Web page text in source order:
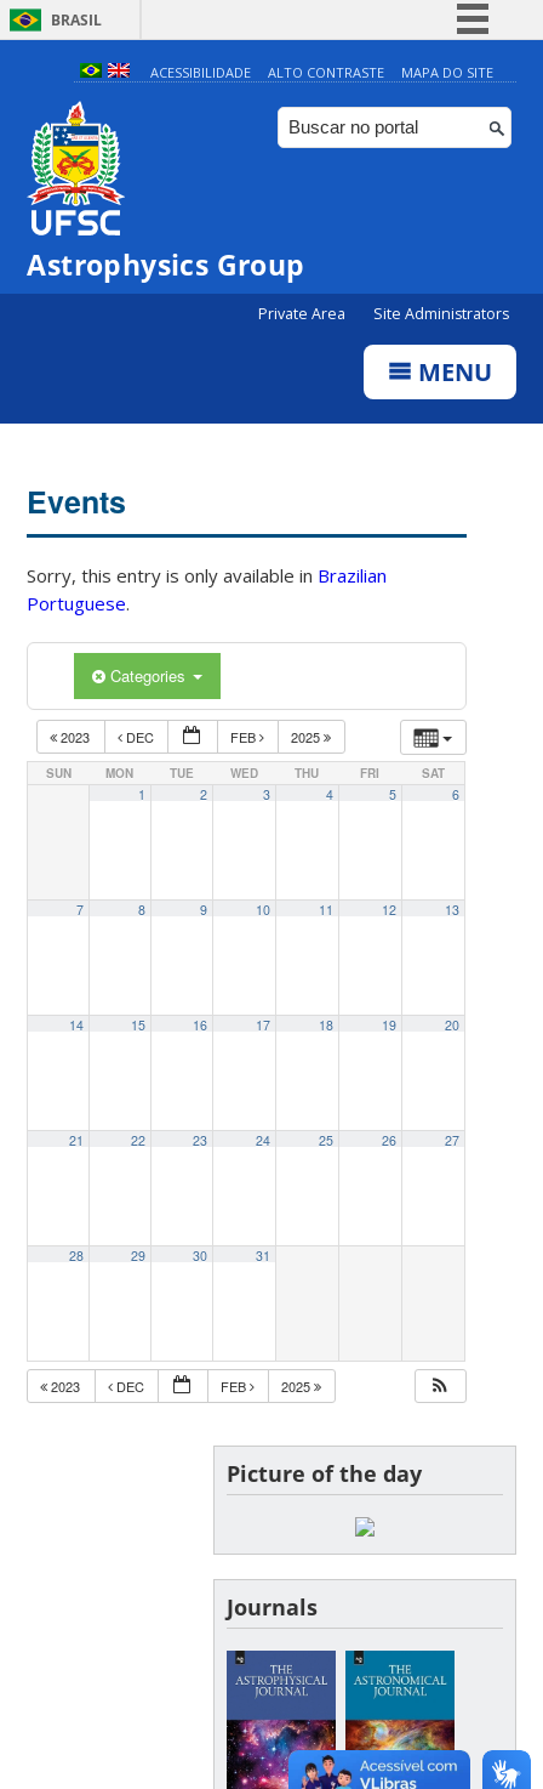
BRASIL
Simplifique!
Comunica BR
Participe
ACESSIBILIDADE ALTO CONTRASTE MAPA DO SITE
Astrophysics Group
Private Area Site Administrators
MENU
Events
Sorry, this entry is only available in Brazilian
Portuguese.
Categories
2023 DEC FEB 2025
SUN MON TUE WED THU FRI SAT
1 2 3 4 5 6
7 8 9 10 11 12 13
14 15 16 17 18 19 20
21 22 23 24 25 26 27
28 29 30 31
2023 DEC FEB 2025
Picture of the day
Journals